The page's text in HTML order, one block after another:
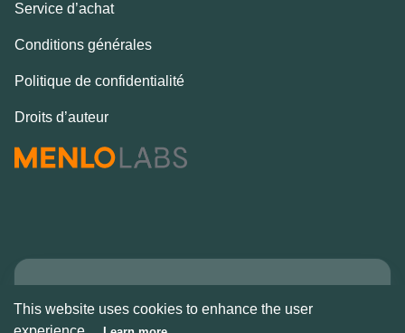
This website uses cookies to enhance the user
Service d’achat
Conditions générales
Politique de confidentialité
Droits d’auteur
Copyright © Alcove
2026